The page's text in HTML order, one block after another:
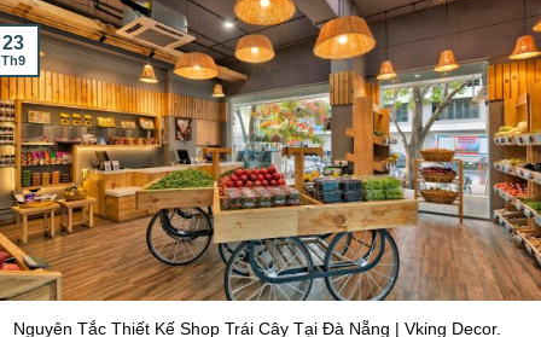
Nguyên Tắc Thiết Kế Shop Trái Cây Tại Đà Nẵng | Vking Decor.
23
Th9